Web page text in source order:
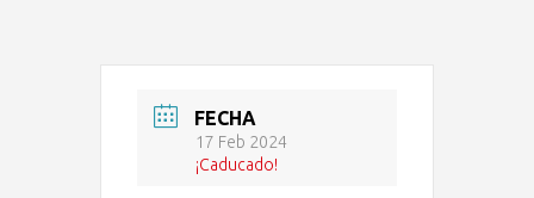
FECHA
17 Feb 2024
¡Caducado!